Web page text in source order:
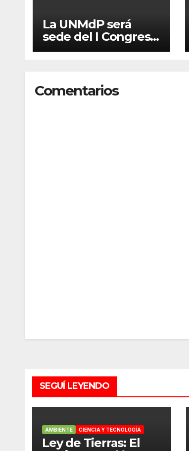
La UNMdP será
sede del I Congreso
Nacional de Lengua
Comentarios
SEGUÍ LEYENDO
AMBIENTE CIENCIA Y TECNOLOGÍA
Ley de Tierras: El